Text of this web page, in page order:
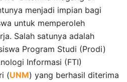
menjadi impian bagi
untuk memperoleh
Salah satunya adalah
Program Studi (Prodi)
Informasi (FTI)
(UNM) yang berhasil diterima